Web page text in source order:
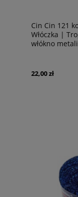
Cin Cin 121
Włóczka |
włókno
22,00 zł